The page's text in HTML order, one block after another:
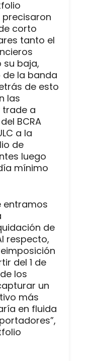
precisaron
corto
tanto el
su baja,
la banda
de esto
las
a
BCRA
a la
de
luego
mínimo
entramos
de
respecto,
del 1 de
los
un
más
en fluida